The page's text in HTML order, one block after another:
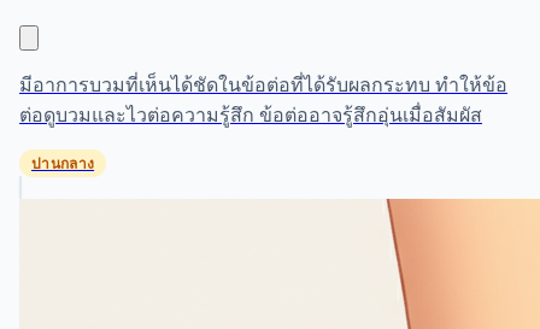
มีอาการบวมที่เห็นได้ชัดในข้อต่อที่ได้รับผลกระทบ ทำให้ข้อ
ต่อดูบวมและไวต่อความรู้สึก ข้อต่ออาจรู้สึกอุ่นเมื่อสัมผัส
ปานกลาง